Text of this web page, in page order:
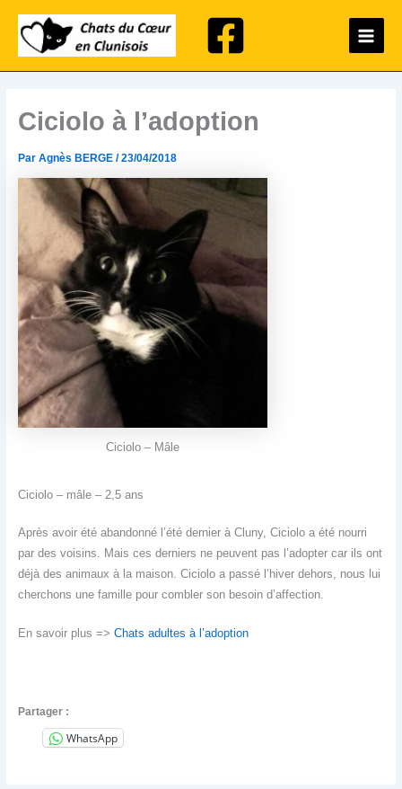
contenu
Main
Menu
Ciciolo à l’adoption
Par Agnès BERGE /23/04/2018
Ciciolo – Mâle
Ciciolo – mâle – 2,5 ans
Après avoir été abandonné l’été dernier à Cluny, Ciciolo a été nourri
par des voisins. Mais ces derniers ne peuvent pas l’adopter car ils ont
déjà des animaux à la maison. Ciciolo a passé l’hiver dehors, nous lui
cherchons une famille pour combler son besoin d’affection.
En savoir plus => Chats adultes à l’adoption
Partager :
WhatsApp